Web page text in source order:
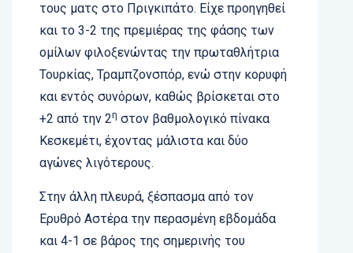
τους ματς στο Πριγκιπάτο. Είχε προηγηθεί
και το 3-2 της πρεμιέρας της φάσης των
ομίλων φιλοξενώντας την πρωταθλήτρια
Τουρκίας, Τραμπζονσπόρ, ενώ στην κορυφή
και εντός συνόρων, καθώς βρίσκεται στο
+2 από την 2η στον βαθμολογικό πίνακα
Κεσκεμέτι, έχοντας μάλιστα και δύο
αγώνες λιγότερους.
Στην άλλη πλευρά, ξέσπασμα από τον
Ερυθρό Αστέρα την περασμένη εβδομάδα
και 4-1 σε βάρος της σημερινής του